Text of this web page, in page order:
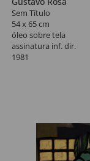
Sem Título
54 x 65 cm
óleo sobre tela
assinatura inf. dir.
1981